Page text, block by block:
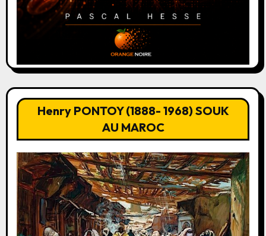
Henry PONTOY (1888- 1968) SOUK
AU MAROC